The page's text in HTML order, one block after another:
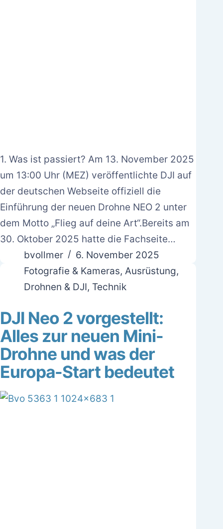
1. Was ist passiert? Am 13. November 2025
um 13:00 Uhr (MEZ) veröffentlichte DJI auf
der deutschen Webseite offiziell die
Einführung der neuen Drohne NEO 2 unter
dem Motto „Flieg auf deine Art“.Bereits am
30. Oktober 2025 hatte die Fachseite…
bvollmer
6. November 2025
Fotografie & Kameras, Ausrüstung,
Drohnen & DJI, Technik
DJI Neo 2 vorgestellt:
Alles zur neuen Mini-
Drohne und was der
Europa-Start bedeutet